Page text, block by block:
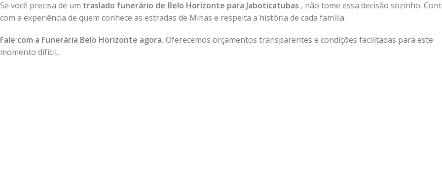
Se você precisa de um traslado funerário de Belo Horizonte para Jaboticatubas , não tome essa decisão sozinho.
com a experiência de quem conhece as estradas de Minas e respeita a história de cada família.
Fale com a Funerária Belo Horizonte agora. Oferecemos orçamentos transparentes e condições facilitadas para este
momento difícil.